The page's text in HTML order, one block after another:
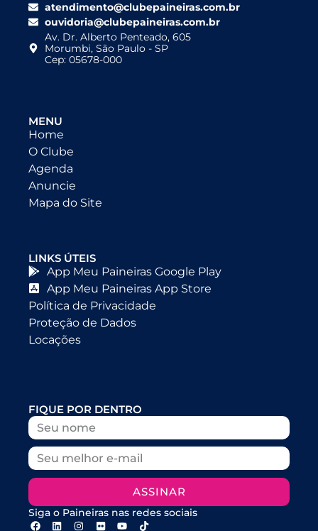
atendimento@clubepaineiras.com.br
ouvidoria@clubepaineiras.com.br
Av. Dr. Alberto Penteado, 605
Morumbi, São Paulo - SP
Cep: 05678-000
MENU
Home
O Clube
Agenda
Anuncie
Mapa do Site
LINKS ÚTEIS
App Meu Paineiras Google Play
App Meu Paineiras App Store
Política de Privacidade
Proteção de Dados
Locações
FIQUE POR DENTRO
ASSINAR
Siga o Paineiras nas redes sociais